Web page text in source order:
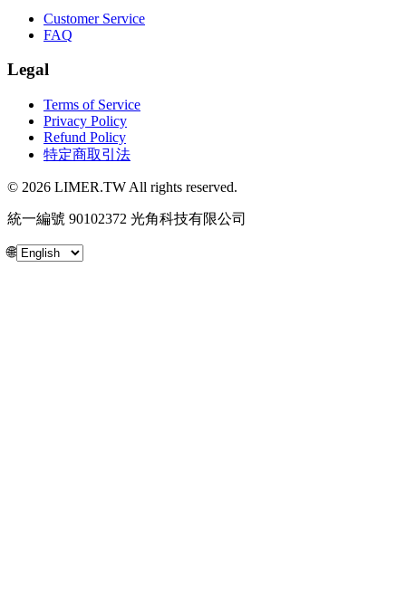
Customer Service
FAQ
Legal
Terms of Service
Privacy Policy
Refund Policy
特定商取引法
© 2026 LIMER.TW All rights reserved.
統一編號 90102372 光角科技有限公司
🌐